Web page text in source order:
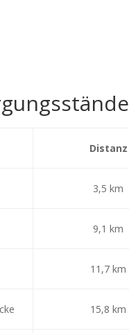
Distanz
3,5 km
9,1 km
11,7 km
15,8 km